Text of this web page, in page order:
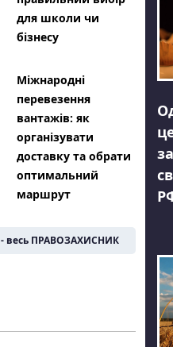
для школи чи
бізнесу
Міжнародні
перевезення
вантажів: як
організувати
доставку та обрати
оптимальний
маршрут
- весь ПРАВОЗАХИСНИК